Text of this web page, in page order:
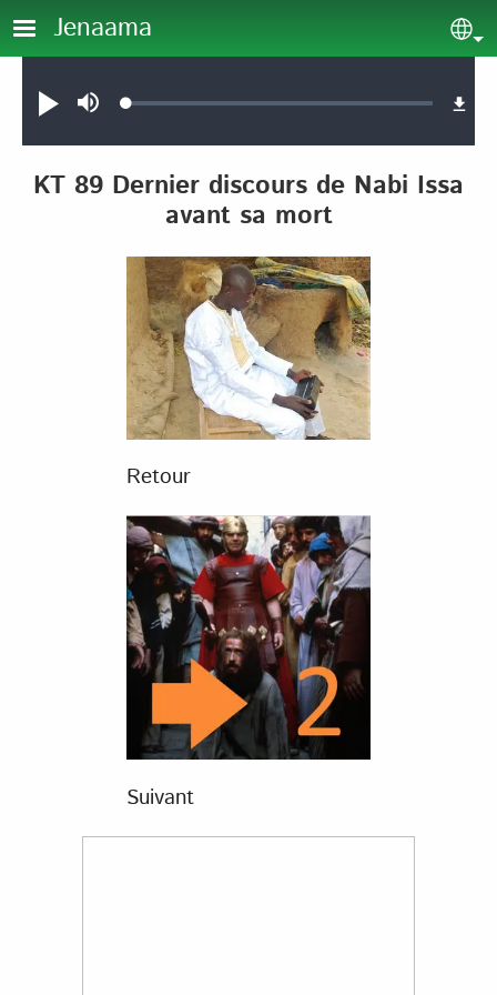
Aller au contenu principal
Jenaama
JouerSourdineLoaded:
KT 89 Dernier discours de Nabi Issa
avant sa mort
Retour
Suivant